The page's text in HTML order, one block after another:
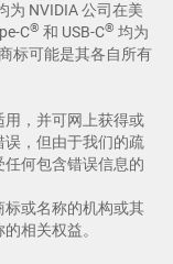
为 NVIDIA 公司在美
C® 和 USB-C® 均为
标可能是其各自所有
用，并可网上获得或
，但由于我们的疏
何包含错误信息的
或名称的机构或其
相关权益。